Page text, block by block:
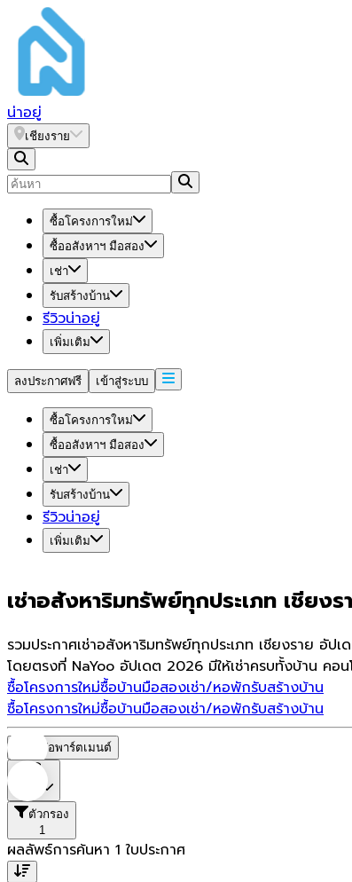
น่าอยู่
เชียงราย
ซื้อโครงการใหม่
ซื้ออสังหาฯ มือสอง
เช่า
รับสร้างบ้าน
รีวิวน่าอยู่
เพิ่มเติม
ลงประกาศฟรี เข้าสู่ระบบ
ซื้อโครงการใหม่
ซื้ออสังหาฯ มือสอง
เช่า
รับสร้างบ้าน
รีวิวน่าอยู่
เพิ่มเติม
เช่าอสังหาริมทรัพย์ทุกประเภท เชียง
รวมประกาศเช่าอสังหาริมทรัพย์ทุกประเภท เชียงราย อั
โดยตรงที่ NaYoo อัปเดต 2026 มีให้เช่าครบทั้งบ้าน คอ
ซื้อโครงการใหม่ซื้อบ้านมือสองเช่า/หอพักรับสร้างบ้าน
ซื้อโครงการใหม่ซื้อบ้านมือสองเช่า/หอพักรับสร้างบ้าน
หอพัก/อพาร์ตเมนต์
ตัวกรอง
1
ผลลัพธ์การค้นหา 1 ใบประกาศ